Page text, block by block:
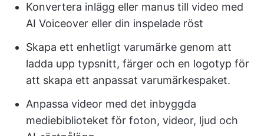
Konvertera inlägg eller manus till video med
AI Voiceover eller din inspelade röst
Skapa ett enhetligt varumärke genom att
ladda upp typsnitt, färger och en logotyp för
att skapa ett anpassat varumärkespaket.
Anpassa videor med det inbyggda
mediebiblioteket för foton, videor, ljud och